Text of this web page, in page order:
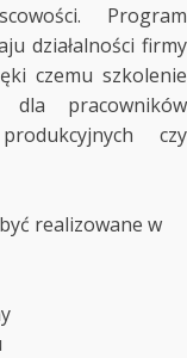
Program
działalności firmy
czemu szkolenie
pracowników
czy
realizowane w